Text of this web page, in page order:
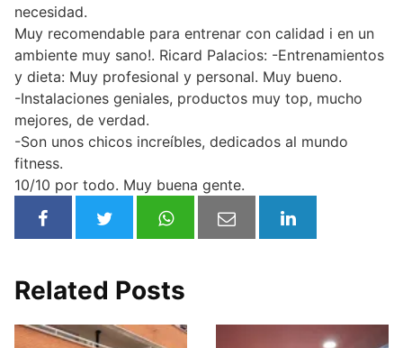
necesidad.
Muy recomendable para entrenar con calidad i en un
ambiente muy sano!. Ricard Palacios: -Entrenamientos
y dieta: Muy profesional y personal. Muy bueno.
-Instalaciones geniales, productos muy top, mucho
mejores, de verdad.
-Son unos chicos increíbles, dedicados al mundo
fitness.
10/10 por todo. Muy buena gente.
Related Posts